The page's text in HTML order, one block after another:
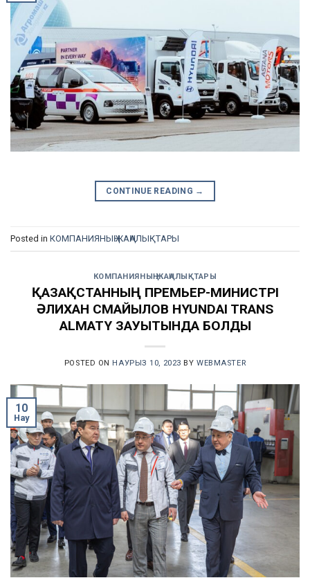
CONTINUE READING →
Posted in КОМПАНИЯНЫҢ ЖАҢАЛЫҚТАРЫ
КОМПАНИЯНЫҢ ЖАҢАЛЫҚТАРЫ
ҚАЗАҚСТАННЫҢ ПРЕМЬЕР-МИНИСТРІ
ӘЛИХАН СМАЙЫЛОВ HYUNDAI TRANS
ALMATY ЗАУЫТЫНДА БОЛДЫ
POSTED ON НАУРЫЗ 10, 2023 BYWEBMASTER
10
Нау